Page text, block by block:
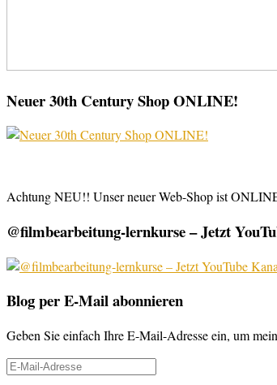
Neuer 30th Century Shop ONLINE!
Achtung NEU!! Unser neuer Web-Shop ist
@filmbearbeitung-lernkurse – Jetzt
Blog per E-Mail abonnieren
Geben Sie einfach Ihre E-Mail-Adresse ein, um
E-